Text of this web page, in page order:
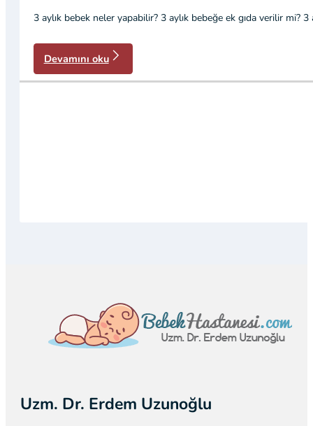
3 aylık bebek neler yapabilir? 3 aylık bebeğe ek gıda verilir mi?
Devamını oku
Uzm. Dr. Erdem Uzunoğlu